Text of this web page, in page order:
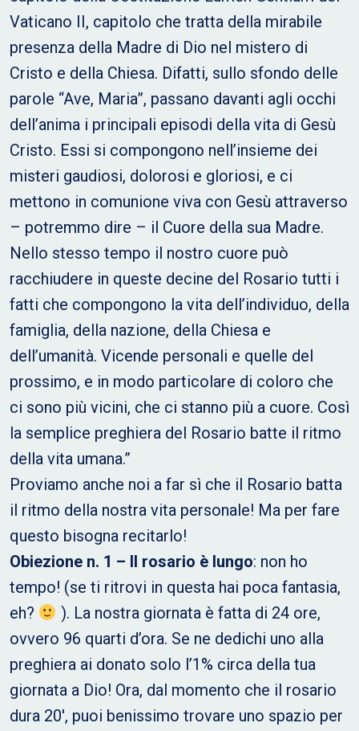
Vaticano II, capitolo che tratta della mirabile
presenza della Madre di Dio nel mistero di
Cristo e della Chiesa. Difatti, sullo sfondo delle
parole “Ave, Maria”, passano davanti agli occhi
dell’anima i principali episodi della vita di Gesù
Cristo. Essi si compongono nell’insieme dei
misteri gaudiosi, dolorosi e gloriosi, e ci
mettono in comunione viva con Gesù attraverso
– potremmo dire – il Cuore della sua Madre.
Nello stesso tempo il nostro cuore può
racchiudere in queste decine del Rosario tutti i
fatti che compongono la vita dell’individuo, della
famiglia, della nazione, della Chiesa e
dell’umanità. Vicende personali e quelle del
prossimo, e in modo particolare di coloro che
ci sono più vicini, che ci stanno più a cuore. Così
la semplice preghiera del Rosario batte il ritmo
della vita umana.”
Proviamo anche noi a far sì che il Rosario batta
il ritmo della nostra vita personale! Ma per fare
questo bisogna recitarlo!
Obiezione n. 1 – Il rosario è lungo: non ho
tempo! (se ti ritrovi in questa hai poca fantasia,
eh?
). La nostra giornata è fatta di 24 ore,
ovvero 96 quarti d’ora. Se ne dedichi uno alla
preghiera ai donato solo l’1% circa della tua
giornata a Dio! Ora, dal momento che il rosario
dura 20′, puoi benissimo trovare uno spazio per